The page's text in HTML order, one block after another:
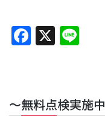
X
～無料点検実施